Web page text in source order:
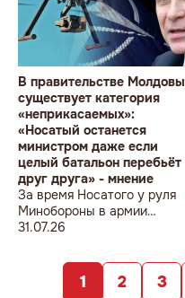
В правительстве Молдовы
существует категория
«неприкасаемых»:
«Носатый останется
министром даже если
целый батальон перебьёт
друг друга» - мнение
За время Носатого у руля
Минобороны в армии
погибли 9 человек в мирное
несовершеннолетнего
31.07.26
1 2 3